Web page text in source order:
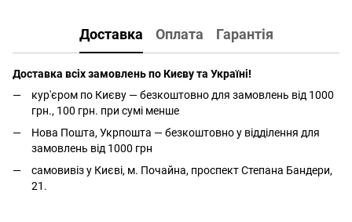
Доставка Оплата Гарантія
Доставка всіх замовлень по Києву та Україні!
кур'єром по Києву — безкоштовно для замовлень від 1000
грн., 100 грн. при сумі менше
Нова Пошта, Укрпошта — безкоштовно у відділення для
замовлень від 1000 грн
самовивіз у Києві, м. Почайна, проспект Степана Бандери,
21.